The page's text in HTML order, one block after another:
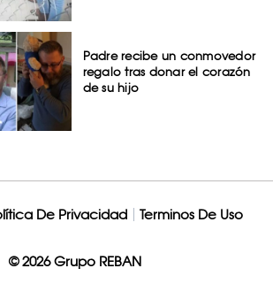
Padre recibe un conmovedor
regalo tras donar el corazón
de su hijo
De Privacidad Terminos De Uso
© 2026 Grupo REBAN